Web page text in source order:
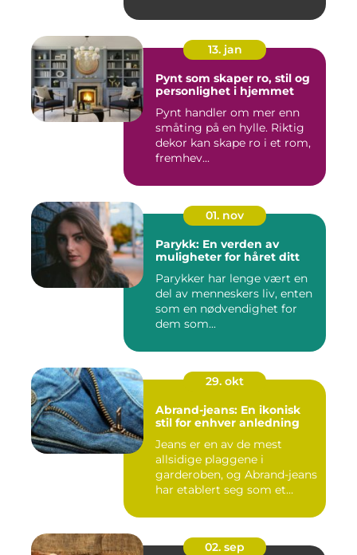
13. jan
Pynt som skaper ro, stil og
personlighet i hjemmet
Pynt handler om mer enn
småting på en hylle. Riktig
dekor kan skape ro i et rom,
fremhev...
01. nov
Parykk: En verden av
muligheter for håret ditt
Parykker har lenge vært en
del av menneskers liv, enten
som en nødvendighet for
dem som...
29. okt
Abrand-jeans: En ikonisk
stil for enhver anledning
Jeans er en av de mest
allsidige plaggene i
garderoben, og Abrand-jeans
har etablert seg som et
02. sep